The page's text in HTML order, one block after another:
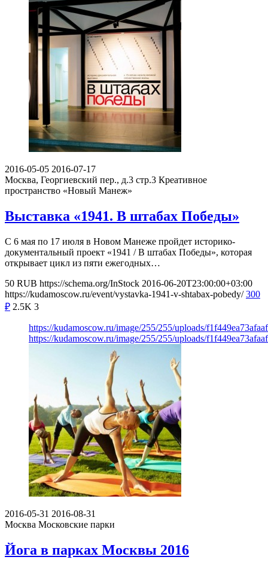
2016-05-05 2016-07-17
Москва, Георгиевский пер., д.3 стр.3 Креативное
пространство «Новый Манеж»
Выставка «1941. В штабах Победы»
С 6 мая по 17 июля в Новом Манеже пройдет историко-
документальный проект «1941 / В штабах Победы», которая
открывает цикл из пяти ежегодных…
50 RUB https://schema.org/InStock 2016-06-20T23:00:00+03:00
https://kudamoscow.ru/event/vystavka-1941-v-shtabax-pobedy/ 300
₽ 2.5K 3
https://kudamoscow.ru/image/255/255/uploads/
https://kudamoscow.ru/image/255/255/uploads/
2016-05-31 2016-08-31
Москва Московские парки
Йога в парках Москвы 2016